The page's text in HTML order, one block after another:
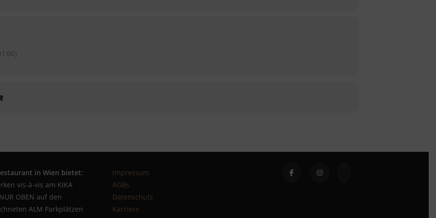
in Wien bietet:
vis-à-vis am KIKA
OBEN auf den
ALM Parkplätzen
Impressum
AGBs
Datenschutz
Karriere